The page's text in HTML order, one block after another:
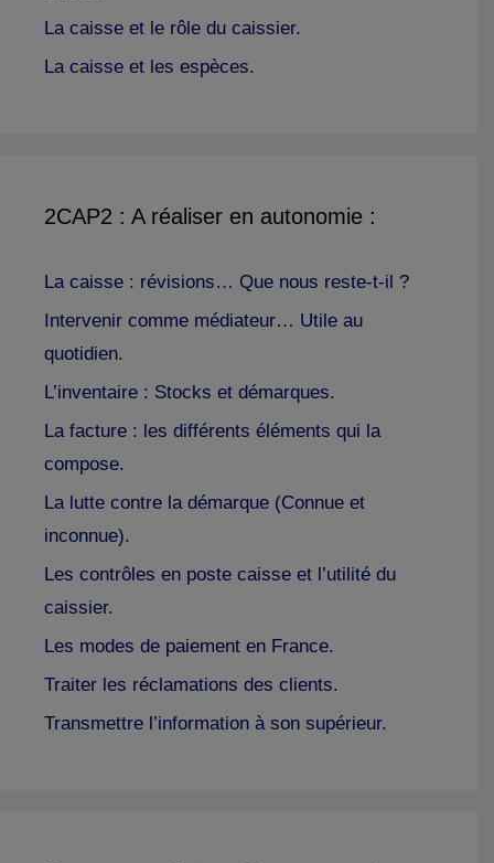
La caisse et le rôle du caissier.
La caisse et les espèces.
2CAP2 : A réaliser en autonomie :
La caisse : révisions… Que nous reste-t-il ?
Intervenir comme médiateur… Utile au
quotidien.
L’inventaire : Stocks et démarques.
La facture : les différents éléments qui la
compose.
La lutte contre la démarque (Connue et
inconnue).
Les contrôles en poste caisse et l’utilité du
caissier.
Les modes de paiement en France.
Traiter les réclamations des clients.
Transmettre l’information à son supérieur.